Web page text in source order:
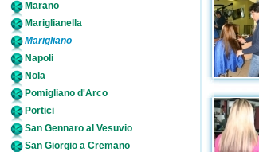
Marano
Mariglianella
Marigliano
Napoli
Nola
Pomigliano d'Arco
Portici
San Gennaro al Vesuvio
San Giorgio a Cremano